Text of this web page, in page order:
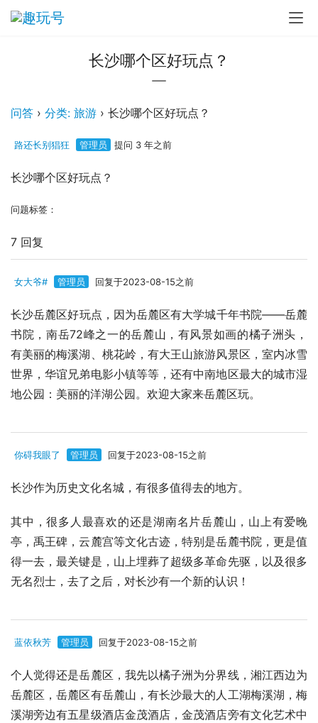
长沙哪个区好玩点？
问答 › 分类: 旅游 › 长沙哪个区好玩点？
路还长别猖狂 管理员 提问 3 年之前
长沙哪个区好玩点？
问题标签：
7 回复
女大爷# 管理员 回复于2023-08-15之前
长沙岳麓区好玩点，因为岳麓区有大学城千年书院——岳麓
书院，南岳72峰之一的岳麓山，有风景如画的橘子洲头，
有美丽的梅溪湖、桃花岭，有大王山旅游风景区，室内冰雪
世界，华谊兄弟电影小镇等等，还有中南地区最大的城市湿
地公园：美丽的洋湖公园。欢迎大家来岳麓区玩。
你碍我眼了 管理员 回复于2023-08-15之前
长沙作为历史文化名城，有很多值得去的地方。
其中，很多人最喜欢的还是湖南名片岳麓山，山上有爱晚
亭，禹王碑，云麓宫等文化古迹，特别是岳麓书院，更是值
得一去，最关键是，山上埋葬了超级多革命先驱，以及很多
无名烈士，去了之后，对长沙有一个新的认识！
蓝依秋芳 管理员 回复于2023-08-15之前
个人觉得还是岳麓区，我先以橘子洲为分界线，湘江西边为
岳麓区，岳麓区有岳麓山，有长沙最大的人工湖梅溪湖，梅
溪湖旁边有五星级酒店金茂酒店，金茂酒店旁有文化艺术中